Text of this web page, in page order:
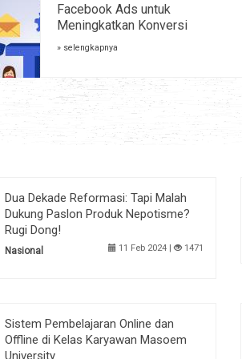
Facebook Ads untuk
Meningkatkan Konversi
» selengkapnya
Dua Dekade Reformasi: Tapi Malah
Dukung Paslon Produk Nepotisme?
Rugi Dong!
Nasional 11 Feb 2024 | 1471
Sistem Pembelajaran Online dan
Offline di Kelas Karyawan Masoem
University